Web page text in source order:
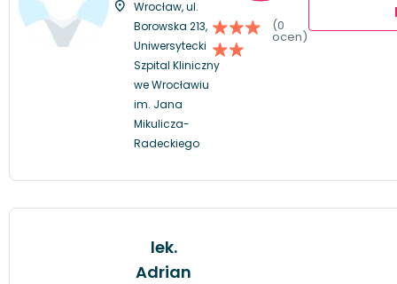
Wrocław, ul.
Borowska 213,
Uniwersytecki
Szpital Kliniczny
we Wrocławiu
im. Jana
Mikulicza-
Radeckiego
(0
ocen)
lek.
Adrian